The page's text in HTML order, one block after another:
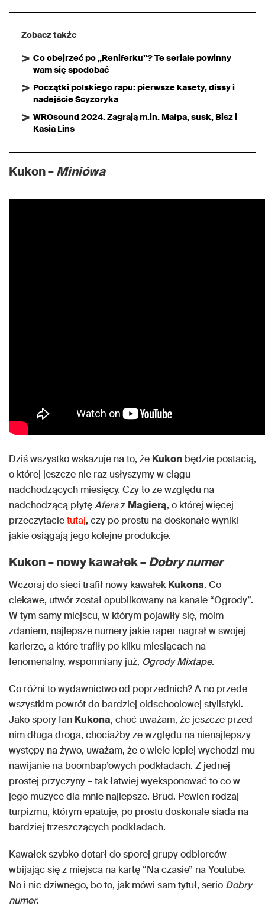
Zobacz także
Co obejrzeć po „Reniferku”? Te seriale powinny
wam się spodobać
Początki polskiego rapu: pierwsze kasety, dissy i
nadejście Scyzoryka
WROsound 2024. Zagrają m.in. Małpa, susk, Bisz i
Kasia Lins
Kukon –Miniówa
Dziś wszystko wskazuje na to, że Kukon będzie postacią,
o której jeszcze nie raz usłyszymy w ciągu
nadchodzących miesięcy. Czy to ze względu na
nadchodzącą płytęAferaz Magierą, o której więcej
przeczytacietutaj, czy po prostu na doskonałe wyniki
jakie osiągają jego kolejne produkcje.
Kukon –nowy kawałek –Dobry numer
Wczoraj do sieci trafił nowy kawałekKukona. Co
ciekawe, utwór został opublikowany na kanale “Ogrody”.
W tym samy miejscu, w którym pojawiły się, moim
zdaniem, najlepsze numery jakie raper nagrał w swojej
karierze, a które trafiły po kilku miesiącach na
fenomenalny, wspomniany już, Ogrody Mixtape.
Co różni to wydawnictwo od poprzednich? A no przede
wszystkim powrót do bardziej oldschoolowej stylistyki.
Jako spory fan Kukona, choć uważam, że jeszcze przed
nim długa droga, chociażby ze względu na nienajlepszy
występy na żywo, uważam, że o wiele lepiej wychodzi mu
nawijanie na boombap’owych podkładach. Z jednej
prostej przyczyny – tak łatwiej wyeksponować to co w
jego muzyce dla mnie najlepsze. Brud. Pewien rodzaj
turpizmu, którym epatuje, po prostu doskonale siada na
bardziej trzeszczących podkładach.
Kawałek szybko dotarł do sporej grupy odbiorców
wbijając się z miejsca na kartę “Na czasie” na Youtube.
No i nic dziwnego, bo to, jak mówi sam tytuł, serio Dobry
numer.